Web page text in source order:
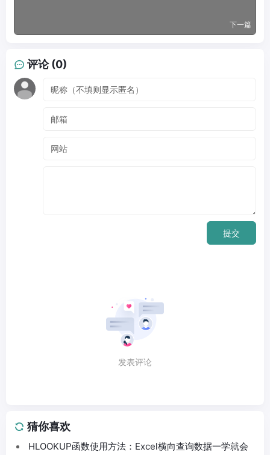
下一篇
评论 (0)
提交
发表评论
猜你喜欢
HLOOKUP函数使用方法：Excel横向查询数据一学就会